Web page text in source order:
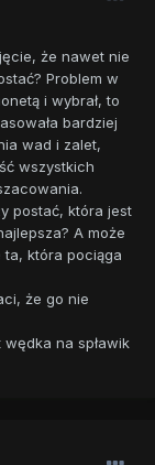
że nawet nie
Problem w
i wybrał, to
bardziej
wad i zalet,
wszystkich
postać, która jest
A może
która pociąga
że go nie
na spławik